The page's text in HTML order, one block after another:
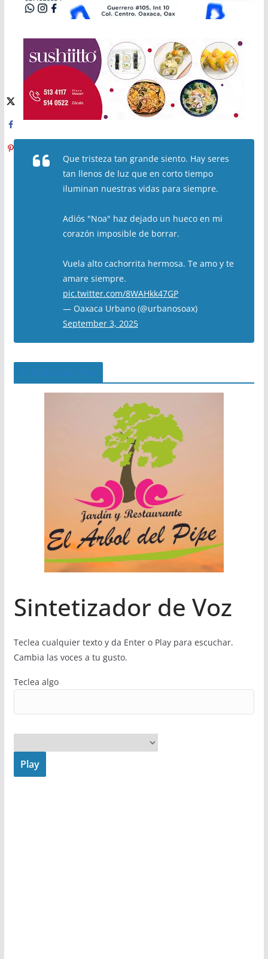
Que tristeza tan grande siento. Hay seres
tan llenos de luz que en corto tiempo
iluminan nuestras vidas para siempre.
Adiós "Noa" haz dejado un hueco en mi
corazón imposible de borrar.
Vuela alto cachorrita hermosa. Te amo y te
amare siempre.
pic.twitter.com/8WAHkk47GP
— Oaxaca Urbano (@urbanosoax)
September 3, 2025
Sintetizador de Voz
Teclea cualquier texto y da Enter o Play para escuchar.
Cambia las voces a tu gusto.
Teclea algo
Play